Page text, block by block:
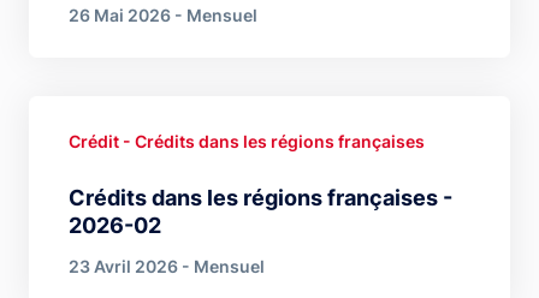
26 Mai 2026 - Mensuel
Crédits dans les régions françaises -
2026-02
Crédit - Crédits dans les régions françaises
23 Avril 2026 - Mensuel